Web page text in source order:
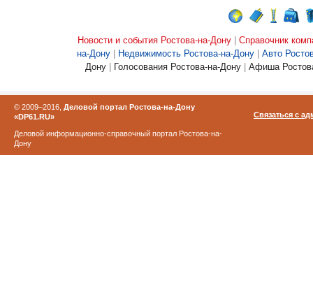
Новости и события Ростова-на-Дону
Справочник
на-Дону
Недвижимость Ростова-на-Дону
Авто
Дону
Голосования Ростова-на-Дону Афиша
© 2009–2016, Деловой портал Ростова-на-Дону
«DP61.RU»
Деловой информационно-справочный портал Ростова-на-
Дону
Связаться с